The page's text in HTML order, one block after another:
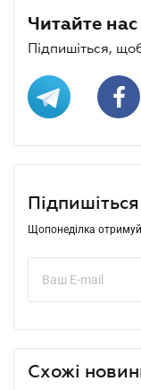
Читайте
Підпишіться,
Щопонеділка
Схожі